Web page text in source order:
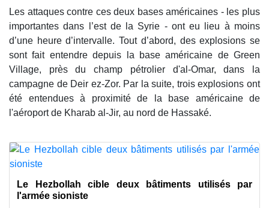
Les attaques contre ces deux bases américaines - les plus
importantes dans l’est de la Syrie - ont eu lieu à moins
d’une heure d’intervalle. Tout d’abord, des explosions se
sont fait entendre depuis la base américaine de Green
Village, près du champ pétrolier d'al-Omar, dans la
campagne de Deir ez-Zor. Par la suite, trois explosions ont
été entendues à proximité de la base américaine de
l'aéroport de Kharab al-Jir, au nord de Hassaké.
Le Hezbollah cible deux bâtiments utilisés par
l'armée sioniste